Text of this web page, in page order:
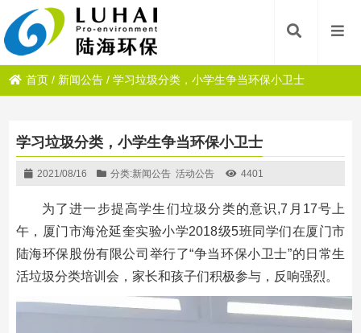
首页 / 新闻公告 /学习垃圾分类，小学生争当环保小卫士
学习垃圾分类，小学生争当环保小卫士
2021/08/16 分类:新闻公告 活动公告 4401
为了进一步提高学生们垃圾分类的意识,7月17号上
午，厦门市海沧延奎实验小学2018级5班同学们在厦门市
陆海环保股份有限公司举行了“争当环保小卫士”的日常生
活垃圾分类培训会，家长和孩子们积极参与，反响强烈。